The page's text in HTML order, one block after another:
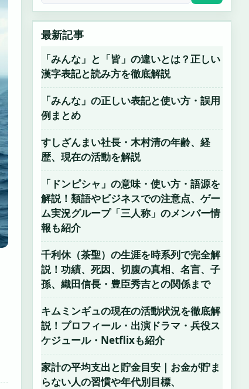
最新記事
「みんな」と「皆」の違いとは？正しい
漢字表記と読み方を徹底解説
「みんな」の正しい表記と使い方・誤用
例まとめ
すしざんまい社長・木村清の年齢、経
歴、現在の活動を解説
「ドンピシャ」の意味・使い方・語源を
解説！類語やビジネスでの注意点、ゲー
ム実況グループ「三人称」のメンバー情
報も紹介
千利休（茶聖）の生涯を時系列で完全解
説！功績、死因、切腹の真相、名言、子
孫、織田信長・豊臣秀吉との関係まで
キムミンギュの現在の活動状況を徹底解
説！プロフィール・出演ドラマ・兵役ス
ケジュール・Netflixも紹介
家計の平均支出と貯金目安｜お金が貯ま
らない人の習慣や年代別目標、